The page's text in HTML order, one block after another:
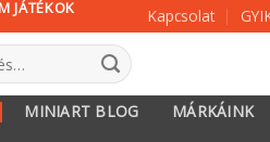
JÁTÉKOK Kapcsolat
MINIART BLOG MÁRKÁINK